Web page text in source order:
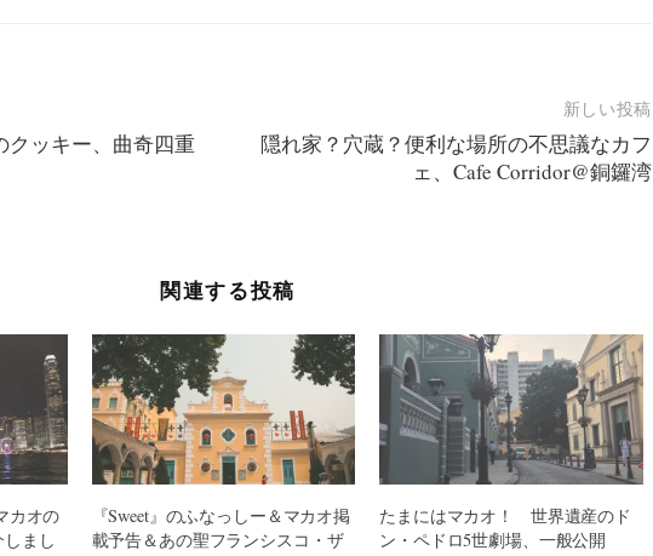
クッキー、曲奇四重
新しい投稿
隠れ家？穴蔵？便利な場所の不思議なカフ
ェ、Cafe Corridor@銅鑼湾
関連する投稿
カオの
まし
『Sweet』のふなっしー＆マカオ掲
載予告＆あの聖フランシスコ・ザ
たまにはマカオ！ 世界遺産のド
ン・ペドロ5世劇場、一般公開